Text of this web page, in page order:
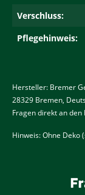
Verschluss:
Pflegehinweis:
Hersteller: Bremer
28329 Bremen,
Fragen direkt an
Hinweis: Ohne Deko